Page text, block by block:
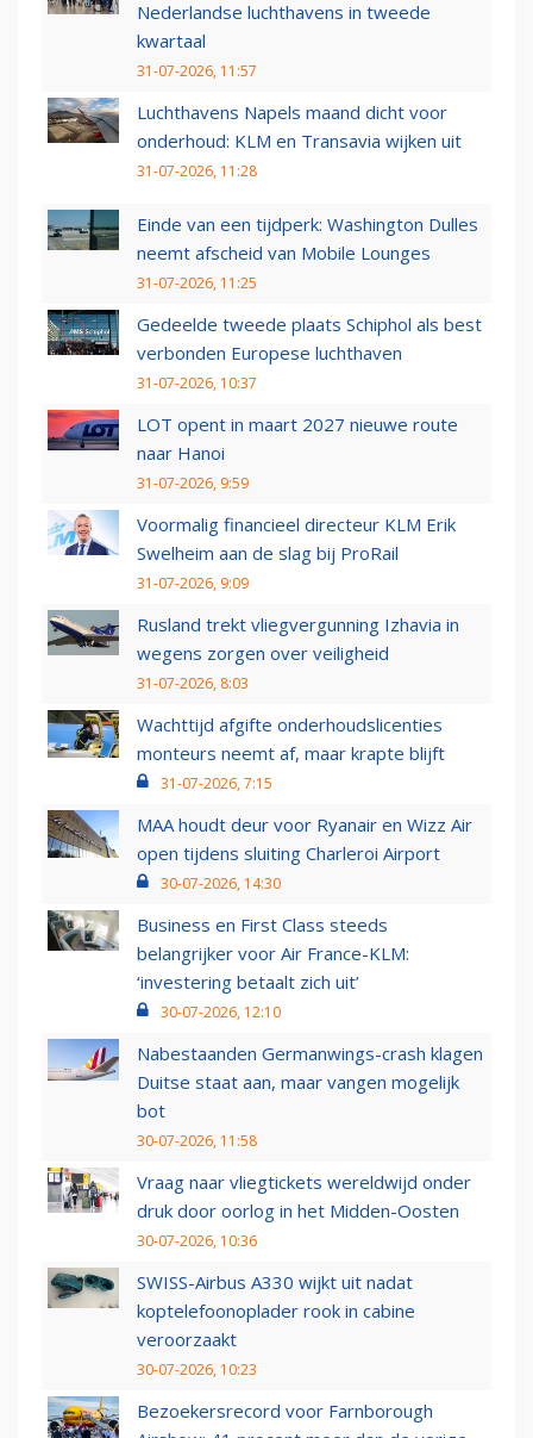
Nederlandse luchthavens in tweede
kwartaal
31-07-2026, 11:57
Luchthavens Napels maand dicht voor
onderhoud: KLM en Transavia wijken uit
31-07-2026, 11:28
Einde van een tijdperk: Washington Dulles
neemt afscheid van Mobile Lounges
31-07-2026, 11:25
Gedeelde tweede plaats Schiphol als best
verbonden Europese luchthaven
31-07-2026, 10:37
LOT opent in maart 2027 nieuwe route
naar Hanoi
31-07-2026, 9:59
Voormalig financieel directeur KLM Erik
Swelheim aan de slag bij ProRail
31-07-2026, 9:09
Rusland trekt vliegvergunning Izhavia in
wegens zorgen over veiligheid
31-07-2026, 8:03
Wachttijd afgifte onderhoudslicenties
monteurs neemt af, maar krapte blijft
31-07-2026, 7:15
MAA houdt deur voor Ryanair en Wizz Air
open tijdens sluiting Charleroi Airport
30-07-2026, 14:30
Business en First Class steeds
belangrijker voor Air France-KLM:
‘investering betaalt zich uit’
30-07-2026, 12:10
Nabestaanden Germanwings-crash klagen
Duitse staat aan, maar vangen mogelijk
bot
30-07-2026, 11:58
Vraag naar vliegtickets wereldwijd onder
druk door oorlog in het Midden-Oosten
30-07-2026, 10:36
SWISS-Airbus A330 wijkt uit nadat
koptelefoonoplader rook in cabine
veroorzaakt
30-07-2026, 10:23
Bezoekersrecord voor Farnborough